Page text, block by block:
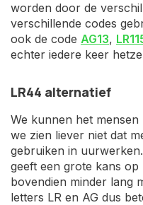
worden door de
verschillende codes
ook de code AG13,
echter iedere keer
LR44 alternatief
We kunnen het
we zien liever niet dat
gebruiken in
geeft een grote kans op
bovendien minder lang
letters LR en AG dus